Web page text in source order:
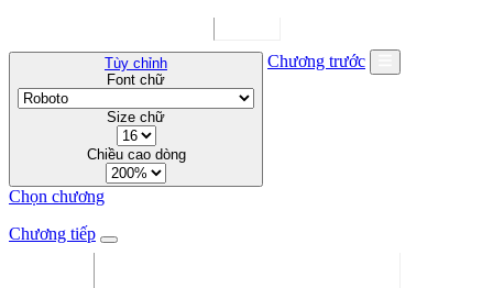
Tùy chỉnh
Font chữ
Size chữ
Chiều cao dòng
Chương trước
Chọn chương
Chương tiếp